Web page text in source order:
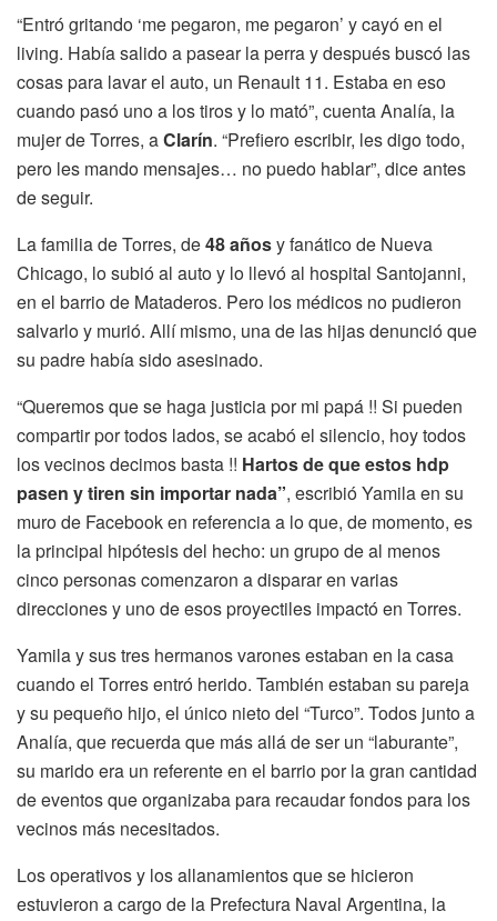
“Entró gritando ‘me pegaron, me pegaron’ y cayó en el
living. Había salido a pasear la perra y después buscó las
cosas para lavar el auto, un Renault 11. Estaba en eso
cuando pasó uno a los tiros y lo mató”, cuenta Analía, la
mujer de Torres, aClarín. “Prefiero escribir, les digo todo,
pero les mando mensajes… no puedo hablar”, dice antes
de seguir.
La familia de Torres, de48 añosy fanático de Nueva
Chicago, lo subió al auto y lo llevó al hospital Santojanni,
en el barrio de Mataderos. Pero los médicos no pudieron
salvarlo y murió. Allí mismo, una de las hijas denunció que
su padre había sido asesinado.
“Queremos que se haga justicia por mi papá !! Si pueden
compartir por todos lados, se acabó el silencio, hoy todos
los vecinos decimos basta !! Hartos de que estos hdp
pasen y tiren sin importar nada”, escribió Yamila en su
muro de Facebook en referencia a lo que, de momento, es
la principal hipótesis del hecho: un grupo de al menos
cinco personas comenzaron a disparar en varias
direcciones y uno de esos proyectiles impactó en Torres.
Yamila y sus tres hermanos varones estaban en la casa
cuando el Torres entró herido. También estaban su pareja
y su pequeño hijo, el único nieto del “Turco”. Todos junto a
Analía, que recuerda que más allá de ser un “laburante”,
su marido era un referente en el barrio por la gran cantidad
de eventos que organizaba para recaudar fondos para los
vecinos más necesitados.
Los operativos y los allanamientos que se hicieron
estuvieron a cargo de la Prefectura Naval Argentina, la